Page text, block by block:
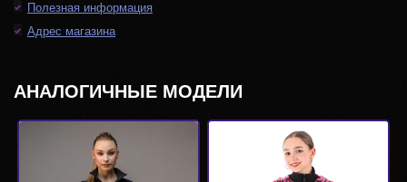
Полезная информация
Адрес магазина
АНАЛОГИЧНЫЕ МОДЕЛИ